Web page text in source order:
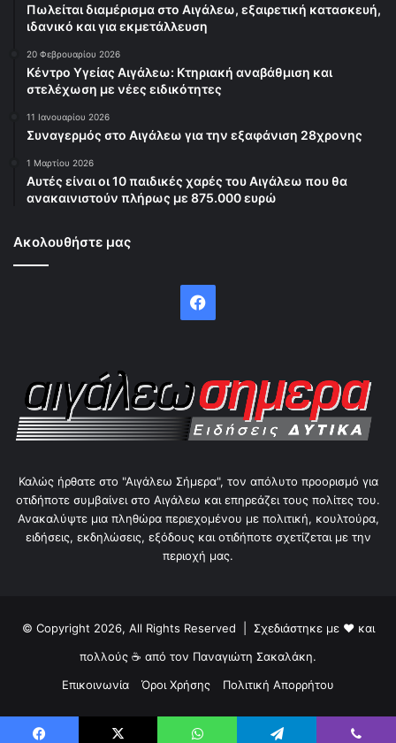
Πωλείται διαμέρισμα στο Αιγάλεω, εξαιρετική κατασκευή,
ιδανικό και για εκμετάλλευση
20 Φεβρουαρίου 2026
Κέντρο Υγείας Αιγάλεω: Κτηριακή αναβάθμιση και
στελέχωση με νέες ειδικότητες
11 Ιανουαρίου 2026
Συναγερμός στο Αιγάλεω για την εξαφάνιση 28χρονης
1 Μαρτίου 2026
Αυτές είναι οι 10 παιδικές χαρές του Αιγάλεω που θα
ανακαινιστούν πλήρως με 875.000 ευρώ
Ακολουθήστε μας
Facebook
Καλώς ήρθατε στο "Αιγάλεω Σήμερα", τον απόλυτο προορισμό για
οτιδήποτε συμβαίνει στο Αιγάλεω και επηρεάζει τους πολίτες του.
Ανακαλύψτε μια πληθώρα περιεχομένου με πολιτική, κουλτούρα,
ειδήσεις, εκδηλώσεις, εξόδους και οτιδήποτε σχετίζεται με την
περιοχή μας.
© Copyright 2026, All Rights Reserved | Σχεδιάστηκε με ❤ και
πολλούς ☕ από τον Παναγιώτη Σακαλάκη.
Επικοινωνία
Όροι Χρήσης Πολιτική Απορρήτου